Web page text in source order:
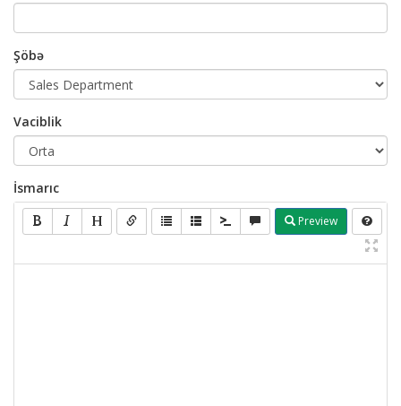
Şöbə
Vaciblik
İsmarıc
Preview